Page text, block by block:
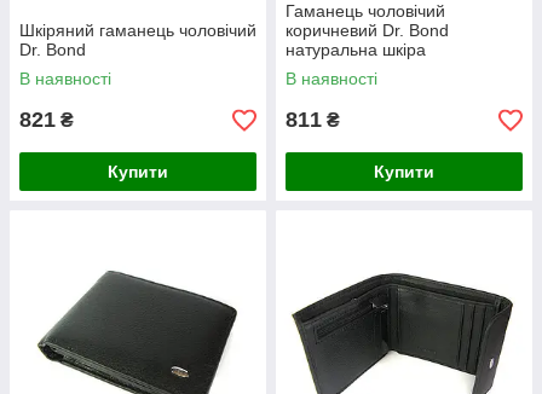
Шкіряний гаманець чоловічий
Dr. Bond
В наявності
821 ₴
Купити
Гаманець чоловічий
коричневий Dr. Bond
натуральна шкіра
В наявності
811 ₴
Купити